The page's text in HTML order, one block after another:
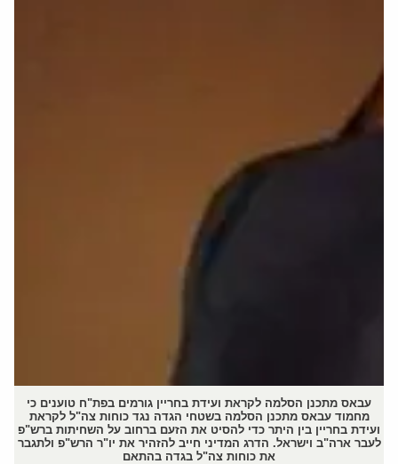
עבאס מתכנן הסלמה לקראת ועידת בחריין גורמים בפת"ח טוענים כי
מחמוד עבאס מתכנן הסלמה בשטחי הגדה נגד כוחות צה"ל לקראת
ועידת בחריין בין היתר כדי להסיט את הזעם ברחוב על השחיתות ברש"פ
לעבר ארה"ב וישראל. הדרג המדיני חייב להזהיר את יו"ר הרש"פ ולתגבר
את כוחות צה"ל בגדה בהתאם